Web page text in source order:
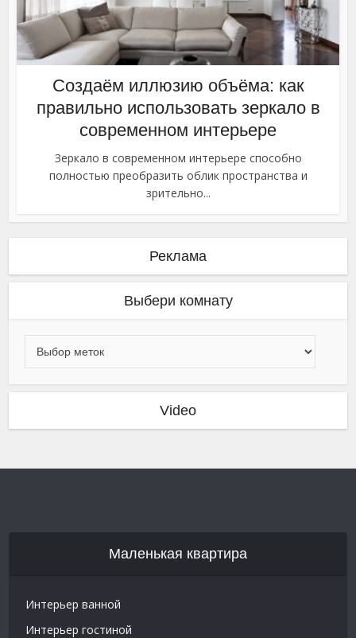
Создаём иллюзию объёма: как
правильно использовать зеркало в
современном интерьере
Зеркало в современном интерьере способно
полностью преобразить облик пространства и
зрительно...
Реклама
Выбери комнату
Video
Маленькая квартира
Интерьер ванной
Интерьер гостиной